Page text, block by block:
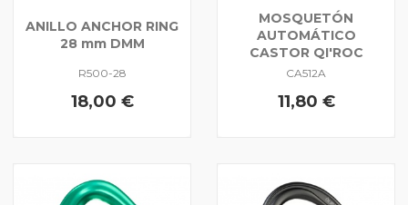
ANILLO ANCHOR RING
28 mm DMM
R500-28
18,00 €
MOSQUETÓN
AUTOMÁTICO
CASTOR QI'ROC
CA512A
11,80 €